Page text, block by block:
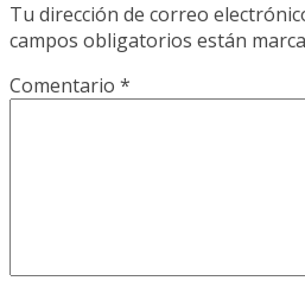
Tu dirección de correo
campos obligatorios están
Comentario *